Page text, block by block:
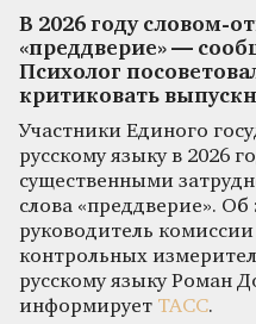
В 2026 году словом-
«преддверие» —
Психолог
критиковать
Участники Единого
русскому языку в 2026
существенными
слова «преддверие».
руководитель
контрольных
русскому языку Роман
информирует ТАСС.